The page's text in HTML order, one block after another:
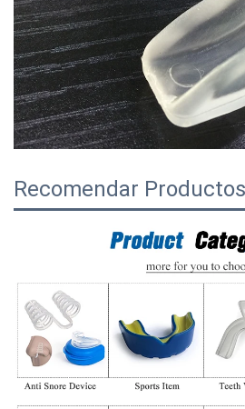
Recomendar Productos